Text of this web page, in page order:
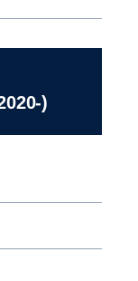
)